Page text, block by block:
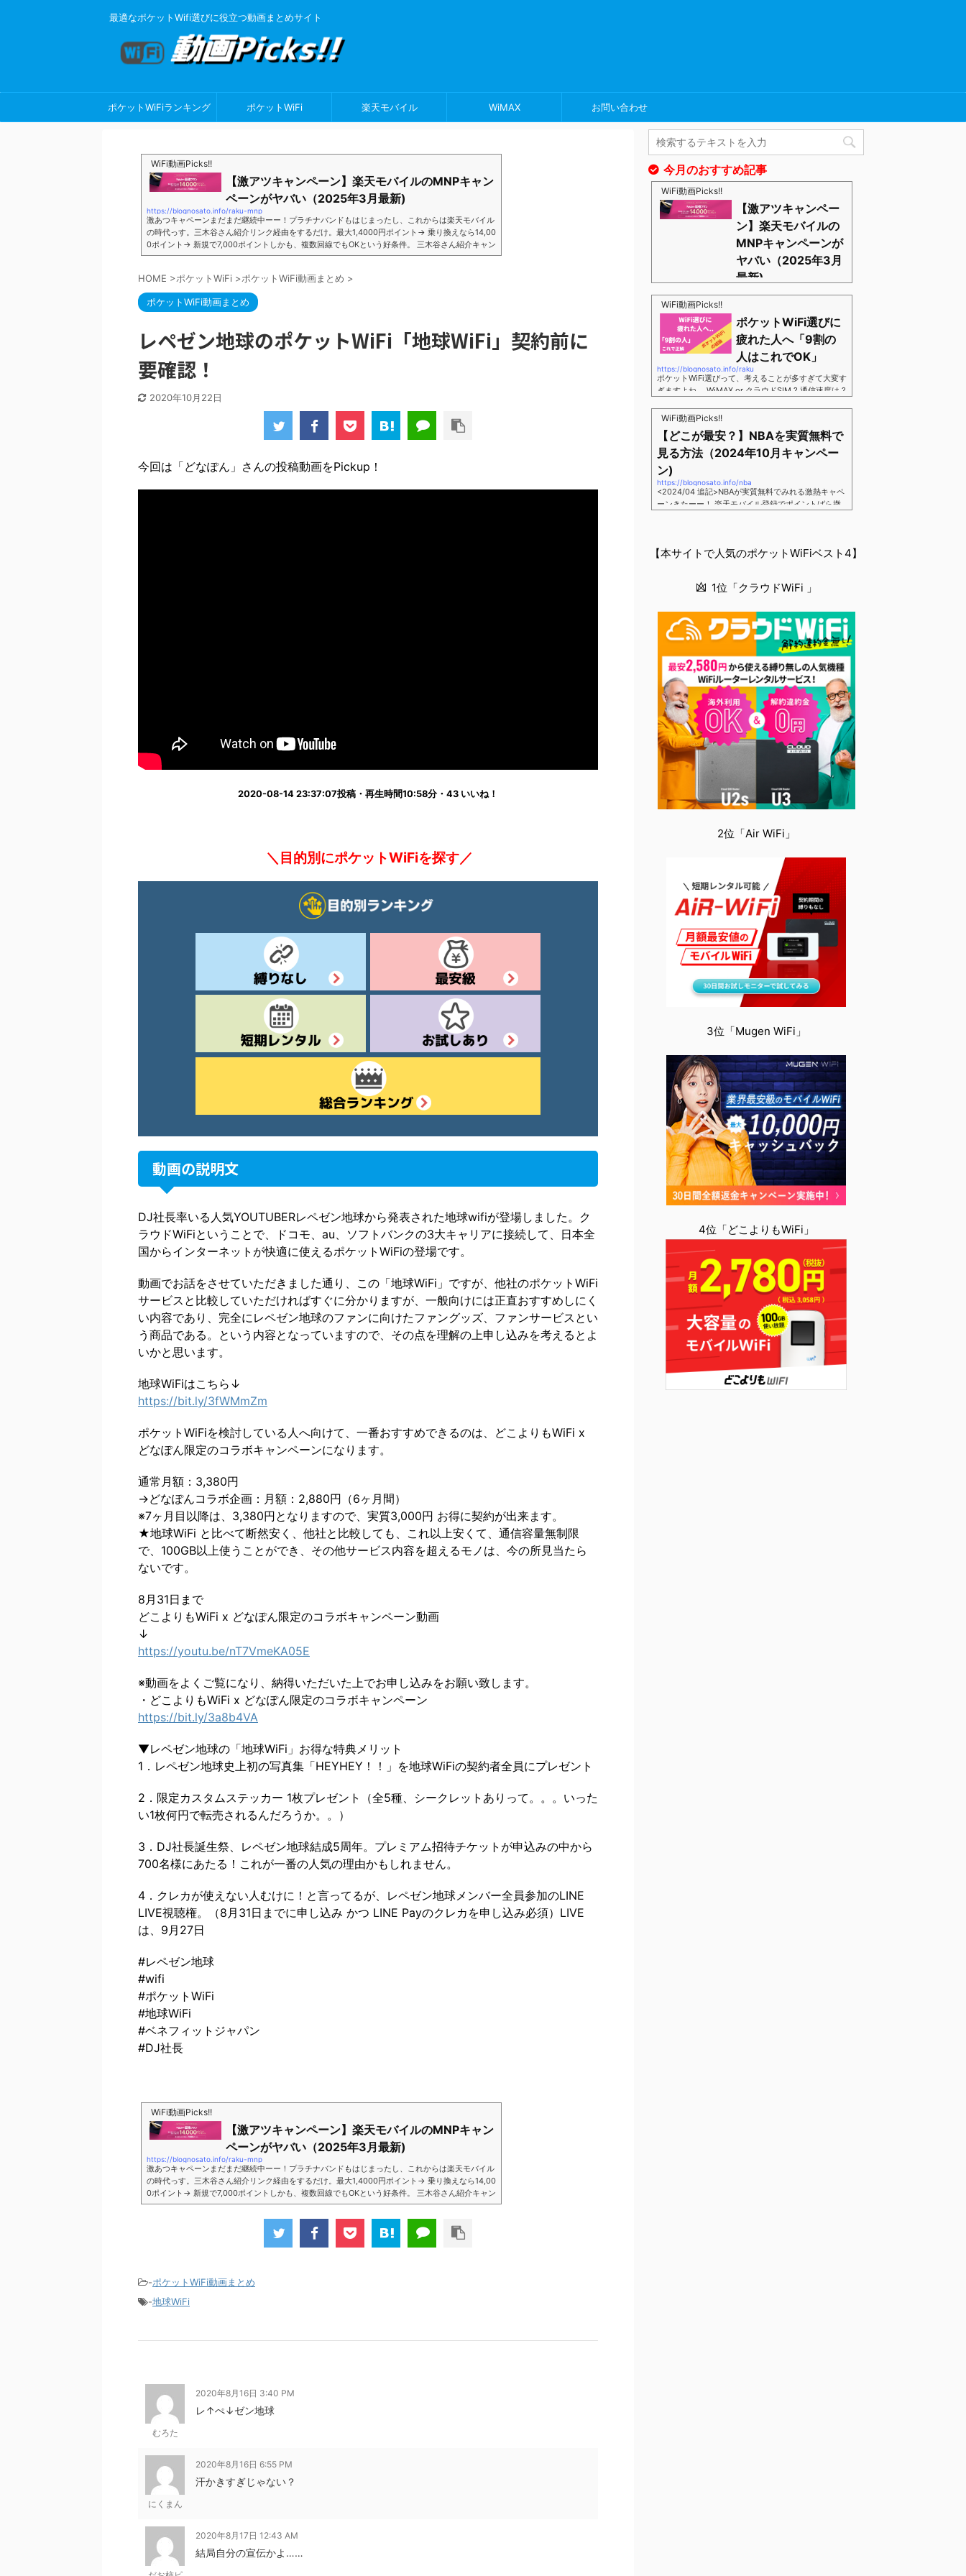
最適なポケットWifi選びに役立つ動画まとめサイト
ポケットWiFiランキング ポケットWiFi 楽天モバイル WiMAX お問い合わせ
WiFi動画Picks!!
【激アツキャンペーン】楽天モバイルのMNPキャン
ペーンがヤバい（2025年3月最新)
https://blognosato.info/raku-mnp
激あつキャペーンまだまだ継続中ーー！プラチナバンドもはじまったし、これからは楽天モバイル
の時代っす。三木谷さん紹介リンク経由をするだけ。最大1,4000円ポイント→ 乗り換えなら14,00
0ポイント→ 新規で7,000ポイントしかも、複数回線でもOKという好条件。 三木谷さん紹介キャン
ペーン＼激熱の三木谷さんキャンペーン／2回線目以降でもOK再契約でもでもOK背水の陣の楽天
■キャンペーン概要三木谷社長の特別招待ページから楽天モバイ...
HOME >ポケットWiFi >ポケットWiFi動画まとめ >
ポケットWiFi動画まとめ
レペゼン地球のポケットWiFi「地球WiFi」契約前に
要確認！
2020年10月22日
今回は「どなぽん」さんの投稿動画をPickup！
2020-08-14 23:37:07投稿・再生時間10:58分・43 いいね！
＼目的別にポケットWiFiを探す／
動画の説明文
DJ社長率いる人気YOUTUBERレペゼン地球から発表された地球wifiが登場しました。ク
ラウドWiFiということで、ドコモ、au、ソフトバンクの3大キャリアに接続して、日本全
国からインターネットが快適に使えるポケットWiFiの登場です。
動画でお話をさせていただきました通り、この「地球WiFi」ですが、他社のポケットWiFi
サービスと比較していただければすぐに分かりますが、一般向けには正直おすすめしにく
い内容であり、完全にレペゼン地球のファンに向けたファングッズ、ファンサービスとい
う商品である。という内容となっていますので、その点を理解の上申し込みを考えるとよ
いかと思います。
地球WiFiはこちら↓
https://bit.ly/3fWMmZm
ポケットWiFiを検討している人へ向けて、一番おすすめできるのは、どこよりもWiFi x
どなぽん限定のコラボキャンペーンになります。
通常月額：3,380円
→どなぽんコラボ企画：月額：2,880円（6ヶ月間）
※7ヶ月目以降は、3,380円となりますので、実質3,000円 お得に契約が出来ます。
★地球WiFi と比べて断然安く、他社と比較しても、これ以上安くて、通信容量無制限
で、100GB以上使うことができ、その他サービス内容を超えるモノは、今の所見当たら
ないです。
8月31日まで
どこよりもWiFi x どなぽん限定のコラボキャンペーン動画
↓
https://youtu.be/nT7VmeKA05E
※動画をよくご覧になり、納得いただいた上でお申し込みをお願い致します。
・どこよりもWiFi x どなぽん限定のコラボキャンペーン
https://bit.ly/3a8b4VA
▼レペゼン地球の「地球WiFi」お得な特典メリット
1．レペゼン地球史上初の写真集「HEYHEY！！」を地球WiFiの契約者全員にプレゼント
2．限定カスタムステッカー 1枚プレゼント（全5種、シークレットありって。。。いった
い1枚何円で転売されるんだろうか。。）
3．DJ社長誕生祭、レペゼン地球結成5周年。プレミアム招待チケットが申込みの中から
700名様にあたる！これが一番の人気の理由かもしれません。
4．クレカが使えない人むけに！と言ってるが、レペゼン地球メンバー全員参加のLINE
LIVE視聴権。（8月31日までに申し込み かつ LINE Payのクレカを申し込み必須）LIVE
は、9月27日
#レペゼン地球
#wifi
#ポケットWiFi
#地球WiFi
#ベネフィットジャパン
#DJ社長
WiFi動画Picks!!
【激アツキャンペーン】楽天モバイルのMNPキャン
ペーンがヤバい（2025年3月最新)
https://blognosato.info/raku-mnp
激あつキャペーンまだまだ継続中ーー！プラチナバンドもはじまったし、これからは楽天モバイル
の時代っす。三木谷さん紹介リンク経由をするだけ。最大1,4000円ポイント→ 乗り換えなら14,00
0ポイント→ 新規で7,000ポイントしかも、複数回線でもOKという好条件。 三木谷さん紹介キャン
ペーン＼激熱の三木谷さんキャンペーン／2回線目以降でもOK再契約でもでもOK背水の陣の楽天
モバイル。ついに「最後の賭け」とも思えるポイントばら撒きキャンペーンを発動してきました。
■キャンペーン概要三木谷社長の特別招待ページから楽天モバイ...
-ポケットWiFi動画まとめ
-地球WiFi
むろた
2020年8月16日 3:40 PM
レ↑ぺ↓ゼン地球
にくまん
2020年8月16日 6:55 PM
汗かきすぎじゃない？
2020年8月17日 12:43 AM
結局自分の宣伝かよ……
今月のおすすめ記事
WiFi動画Picks!!
【激アツキャンペー
ン】楽天モバイルの
MNPキャンペーンが
ヤバい（2025年3月
最新)
激あつキャペーンまだまだ継続中ーー！プラチナバン
ドもはじまったし、これからは楽天モバイルの時代っ
す。三木谷さん紹介リンク経由をするだけ。最大1,40
00円ポイント→ 乗り換えなら14,000ポイント→ 新
規で7,000ポイントしかも、複数回線でもOKという好
条件。 三木谷さん紹介キャンペーン＼激熱の三木谷
さんキャンペーン／2回線目以降でもOK再契約でもで
もOK背水の陣の楽天モバイル。ついに「最後の賭
け」とも思えるポイントばら撒きキャンペーンを発動
してきました。■キャンペーン概要三木谷社長の特別
招待ページから楽天モバイ...
WiFi動画Picks!!
ポケットWiFi選びに
疲れた人へ「9割の
人はこれでOK」
https://blognosato.info/raku
ポケットWiFi選びって、考えることが多すぎて大変す
ぎますよね。 WiMAX or クラウドSIM ? 通信速度は ?
負担は ?もう知らん、って感じですよね。私もWiFi関
連のメディアを3年間運用してきましたが「結局みん
なコレでいいのでは？」という結論にいたりました。
ということで、「ポケットWiFi選びに疲れた」「結局
どれがいいのか分からない」と言う人向けに【最終
解】を用意しました。ポケットWiFiのヘビーユーザー
視点で「90％の人はこれだけでいいやん」というも
のなので、「多...
WiFi動画Picks!!
【どこが最安？】NBAを実質無料で
見る方法（2024年10月キャンペー
ン)
https://blognosato.info/nba
<2024/04 追記>NBAが実質無料でみれる激熱キャペ
ーンきたーー！ 楽天モバイル登録でポイントばら撒
無料なのでNBAのみ視聴したい人でも最安！「最安で
無料でみるまで楽天モバイルでNBAを無料で観るまで
BANBAは、世...
【本サイトで人気のポケットWiFiベスト4】
1位「クラウドWiFi 」
2位「Air WiFi」
3位「Mugen WiFi」
4位「どこよりもWiFi」